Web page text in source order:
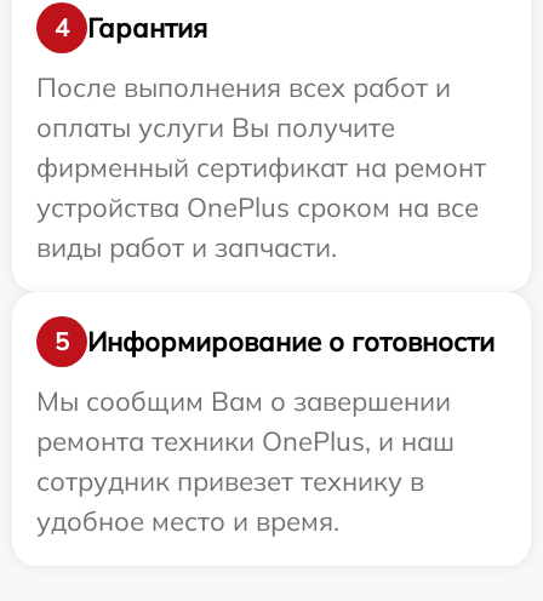
4
Гарантия
После выполнения всех работ и
оплаты услуги Вы получите
фирменный сертификат на ремонт
устройства OnePlus сроком на все
виды работ и запчасти.
5
Информирование о готовности
Мы сообщим Вам о завершении
ремонта техники OnePlus, и наш
сотрудник привезет технику в
удобное место и время.